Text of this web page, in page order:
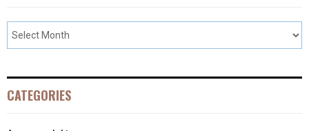
CATEGORIES